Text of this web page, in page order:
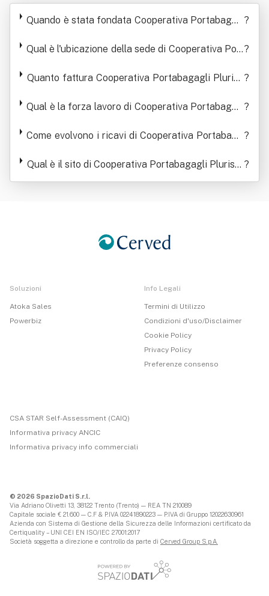
ortabagagli Pluriservizi Società Coo
perativa A Responsabilita' Limitata
Quando è stata fondata Cooperativa Portabagag
ta' Limitata
?
Qual è l'ubicazione della sede di Cooperativa Port
onsabilita' Limitata
?
Quanto fattura Cooperativa Portabagagli Plurise
ata
?
Qual è la forza lavoro di Cooperativa Portabagag
ta' Limitata
?
Come evolvono i ricavi di Cooperativa Portabaga
lita' Limitata
?
Qual è il sito di Cooperativa Portabagagli Pluriser
vizi Società Cooperativa A Responsabilita' Limita
?
Soluzioni
Atoka Sales
Powerbiz
Info Legali
Termini di Utilizzo
Condizioni d'uso/Disclaimer
Cookie Policy
Privacy Policy
Preferenze consenso
CSA STAR Self-Assessment (CAIQ)
Informativa privacy ANCIC
Informativa privacy info commerciali
© 2026 SpazioDati S.r.l.
Via Adriano Olivetti 13, 38122 Trento (Trento) — REA TN 210089
Capitale sociale € 21.600 — C.F & P.IVA 02241890223 — P.IVA di Gruppo 12022630961
Azienda con Sistema di Gestione della Sicurezza delle Informazioni certificato da
Certiquality – UNI CEI EN ISO/IEC 27001:2017
Società soggetta a direzione e controllo da parte di Cerved Group S.p.A.